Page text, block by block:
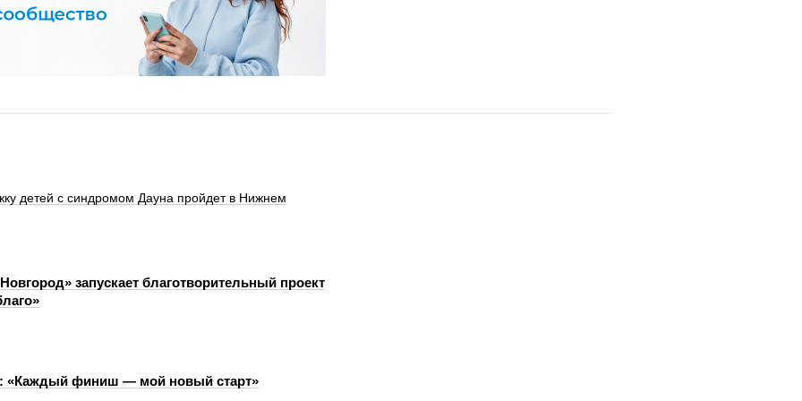
детей с синдромом Дауна пройдет в Нижнем
запускает благотворительный проект
«Каждый финиш — мой новый старт»